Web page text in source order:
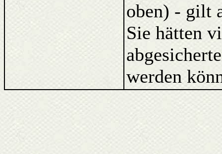
oben) - gilt
Sie hätten
werden